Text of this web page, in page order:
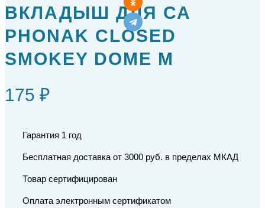
ВКЛАДЫШ ДЛЯ СА
PHONAK CLOSED
SMOKEY DOME M
175 ₽
Гарантия 1 год
Бесплатная доставка от 3000 руб. в пределах МКАД
Товар сертифицирован
Оплата электронным сертификатом